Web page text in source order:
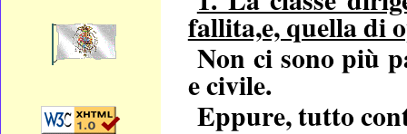
fallita,e, quella di
Non ci sono più
e civile.
Eppure, tutto